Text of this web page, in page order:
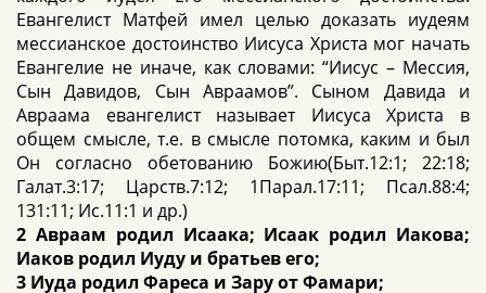
Евангелист Матфей имел целью доказать иудеям
мессианское достоинство Иисуса Христа мог начать
Евангелие не иначе, как словами: “Иисус – Мессия,
Сын Давидов, Сын Авраамов”. Сыном Давида и
Авраама евангелист называет Иисуса Христа в
общем смысле, т.е. в смысле потомка, каким и был
Он согласно обетованию Божию(Быт.12:1; 22:18;
Галат.3:17; Царств.7:12; 1Парал.17:11; Псал.88:4;
131:11; Ис.11:1 и др.)
2 Авраам родил Исаака; Исаак родил Иакова;
Иаков родил Иуду и братьев его;
3 Иуда родил Фареса и Зару от Фамари;